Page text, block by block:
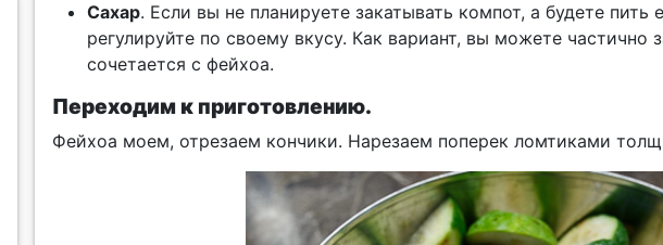
Сахар. Если вы не планируете закатывать компот, а будете пить
регулируйте по своему вкусу. Как вариант, вы можете частично
сочетается с фейхоа.
Переходим к приготовлению.
Фейхоа моем, отрезаем кончики. Нарезаем поперек ломтиками